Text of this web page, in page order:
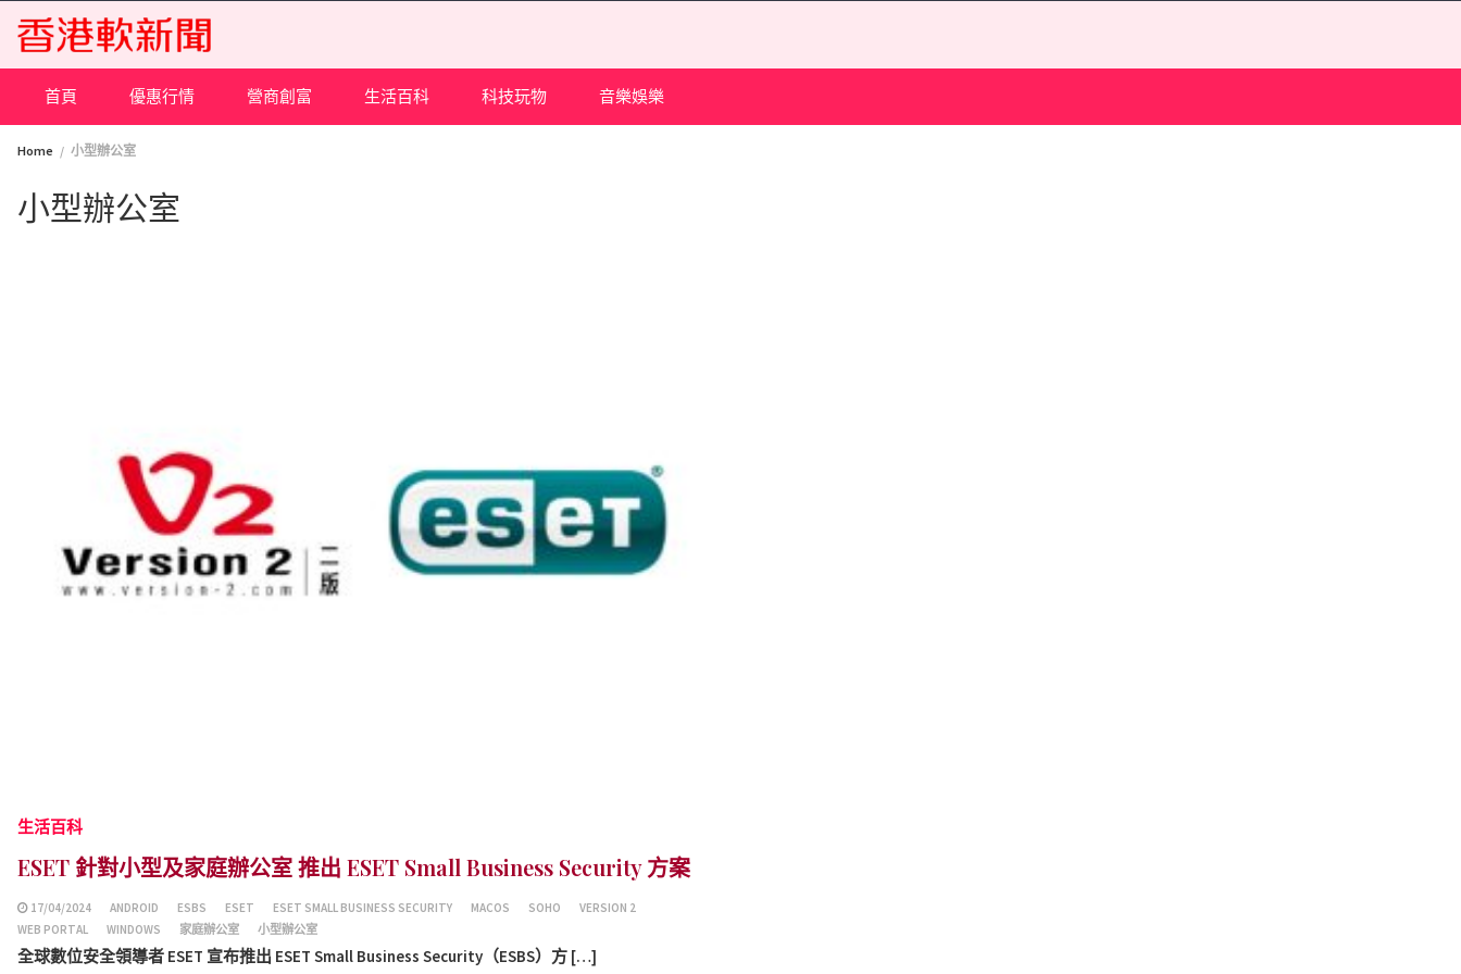
content
首頁 優惠行情 營商創富 生活百科 科技玩物 音樂娛樂
Home 小型辦公室
小型辦公室
生活百科
ESET 針對小型及家庭辦公室 推出 ESET Small Business Security 方案
17/04/2024 ANDROID ESBS ESET ESET SMALL BUSINESS SECURITY MACOS SOHO
VERSION 2
WEB PORTAL
WINDOWS 家庭辦公室 小型辦公室
全球數位安全領導者 ESET 宣布推出 ESET Small Business Security（ESBS）方 […]